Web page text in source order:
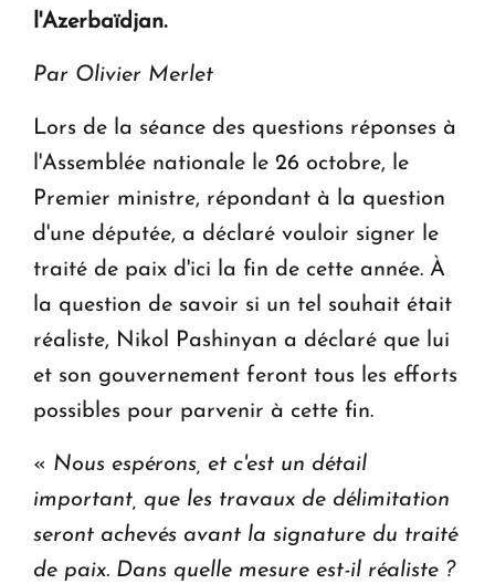
l'Azerbaïdjan.
Par Olivier Merlet
Lors de la séance des questions réponses à
l'Assemblée nationale le 26 octobre, le
Premier ministre, répondant à la question
d'une députée, a déclaré vouloir signer le
traité de paix d'ici la fin de cette année. À
la question de savoir si un tel souhait était
réaliste, Nikol Pashinyan a déclaré que lui
et son gouvernement feront tous les efforts
possibles pour parvenir à cette fin.
« Nous espérons, et c'est un détail
important, que les travaux de délimitation
seront achevés avant la signature du traité
de paix. Dans quelle mesure est-il réaliste ?